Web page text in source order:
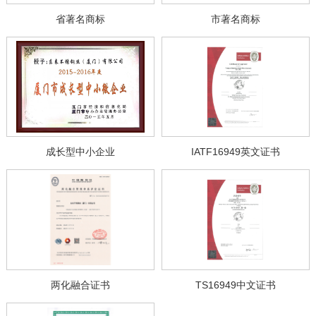
省著名商标 市著名商标
成长型中小企业 IATF16949英文证书
两化融合证书 TS16949中文证书